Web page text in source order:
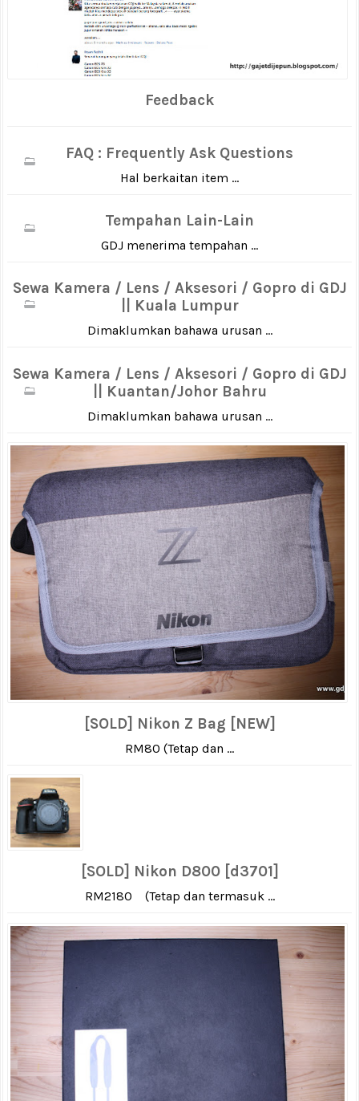
Feedback
FAQ : Frequently Ask Questions
Hal berkaitan item ...
Tempahan Lain-Lain
GDJ menerima tempahan ...
Sewa Kamera / Lens / Aksesori / Gopro di GDJ
|| Kuala Lumpur
Dimaklumkan bahawa urusan ...
Sewa Kamera / Lens / Aksesori / Gopro di GDJ
|| Kuantan/Johor Bahru
Dimaklumkan bahawa urusan ...
[SOLD] Nikon Z Bag [NEW]
RM80 (Tetap dan ...
[SOLD] Nikon D800 [d3701]
RM2180 (Tetap dan termasuk ...